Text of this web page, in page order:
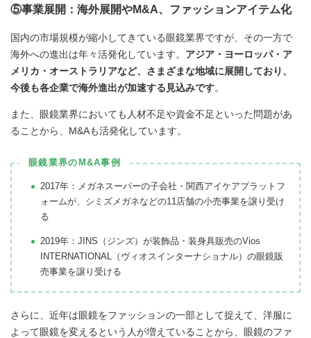
⑤事業展開：海外展開やM&A、ファッションアイテム化
国内の市場規模が縮小してきている眼鏡業界ですが、その一方で
海外への進出は年々活発化しています。 アジア・ヨーロッパ・ア
メリカ・オーストラリアなど、さまざまな地域に展開しており、
今後も各企業で海外進出が加速する見込みです。
また、眼鏡業界においても人材不足や資金不足といった問題があ
ることから、M&Aも活発化しています。
眼鏡業界のM&A事例
2017年：メガネスーパーの子会社・関西アイケアプラットフ
ォームが、シミズメガネなどの11店舗の小売事業を譲り受け
る
2019年：JINS（ジンズ）が装飾品・装身具販売のVios
INTERNATIONAL（ヴィオスインターナショナル）の眼鏡販
売事業を譲り受ける
さらに、近年は眼鏡をファッションの一部として捉えて、洋服に
よって眼鏡を変えるという人が増えていることから、眼鏡のファ